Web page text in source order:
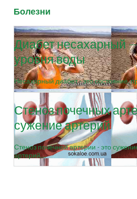
Болезни
Диабет несахарный
уровня воды
Несахарный диабет - это состояние,
Стеноз почечных
сужение артерий
Стеноз почечной артерии - это
артерий,...